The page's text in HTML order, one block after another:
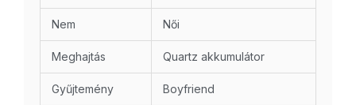
Nem Női
Meghajtás Quartz akkumulátor
Gyűjtemény Boyfriend